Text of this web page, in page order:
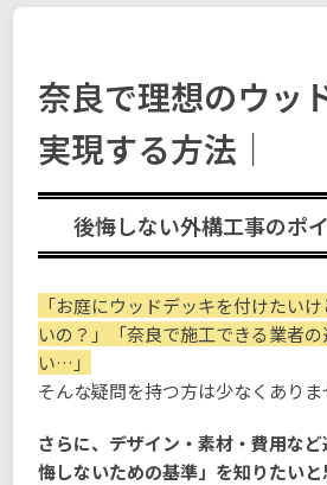
奈良で理想のウッ
実現する方法｜
後悔しない外構工事のポ
「お庭にウッドデッキを付けたい
いの？」「奈良で施工できる業者
い…」
そんな疑問を持つ方は少なくありま
さらに、デザイン・素材・費用な
悔しないための基準」を知りたい